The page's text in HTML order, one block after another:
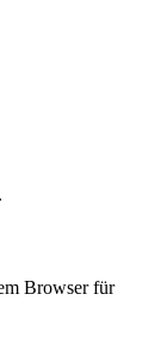
Browser für